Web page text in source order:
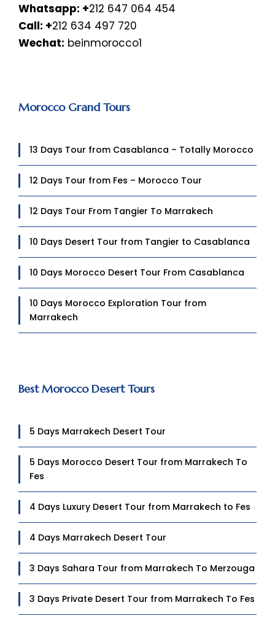
Whatsapp: +212 647 064 454
Call: +212 634 497 720
Wechat: beinmorocco1
Morocco Grand Tours
13 Days Tour from Casablanca – Totally Morocco
12 Days Tour from Fes – Morocco Tour
12 Days Tour From Tangier To Marrakech
10 Days Desert Tour from Tangier to Casablanca
10 Days Morocco Desert Tour From Casablanca
10 Days Morocco Exploration Tour from
Marrakech
Best Morocco Desert Tours
5 Days Marrakech Desert Tour
5 Days Morocco Desert Tour from Marrakech To
Fes
4 Days Luxury Desert Tour from Marrakech to Fes
4 Days Marrakech Desert Tour
3 Days Sahara Tour from Marrakech To Merzouga
3 Days Private Desert Tour from Marrakech To Fes